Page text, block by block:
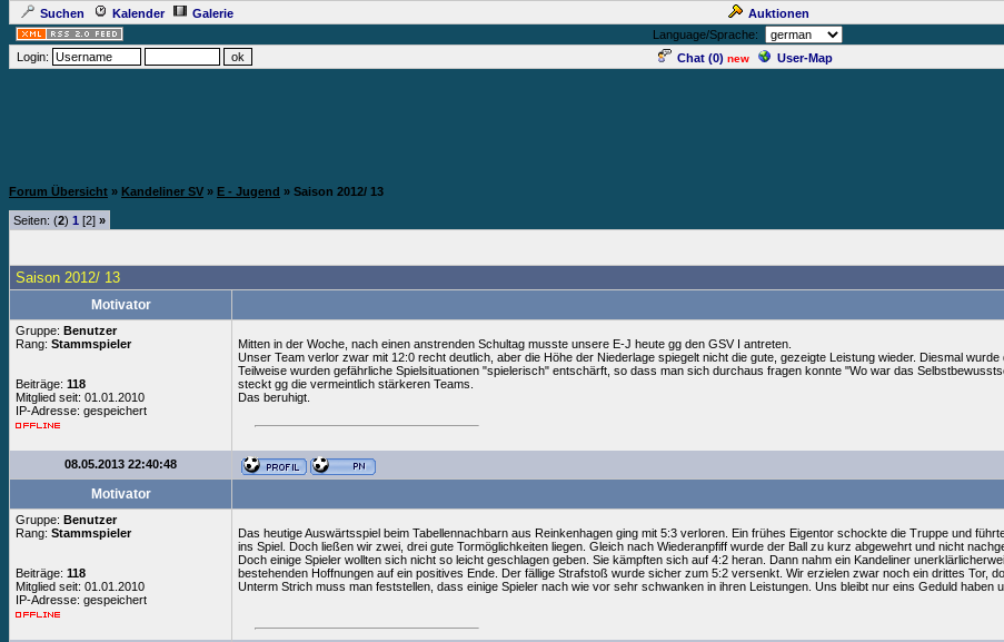
Suchen Kalender Galerie Auktionen
Language/Sprache:
Login:
Chat (0) new User-Map
Forum Übersicht » Kandeliner SV » E - Jugend » Saison 2012/ 13
Seiten: (2) 1 [2] »
Saison 2012/ 13
Motivator
Gruppe: Benutzer
Rang: Stammspieler
Beiträge: 118
Mitglied seit: 01.01.2010
IP-Adresse: gespeichert
Mitten in der Woche, nach einen anstrenden Schultag musste unsere E-J heute gg den GSV I antreten.
Unser Team verlor zwar mit 12:0 recht deutlich, aber die Höhe der Niederlage spiegelt nicht die gute, gezeigte Leistung wieder. Diesmal
Teilweise wurden gefährliche Spielsituationen "spielerisch" entschärft, so dass man sich durchaus fragen konnte "Wo war das
steckt gg die vermeintlich stärkeren Teams.
Das beruhigt.
08.05.2013 22:40:48
Motivator
Gruppe: Benutzer
Rang: Stammspieler
Beiträge: 118
Mitglied seit: 01.01.2010
IP-Adresse: gespeichert
Das heutige Auswärtsspiel beim Tabellennachbarn aus Reinkenhagen ging mit 5:3 verloren. Ein frühes Eigentor schockte die Truppe und
ins Spiel. Doch ließen wir zwei, drei gute Tormöglichkeiten liegen. Gleich nach Wiederanpfiff wurde der Ball zu kurz abgewehrt und nicht
Doch einige Spieler wollten sich nicht so leicht geschlagen geben. Sie kämpften sich auf 4:2 heran. Dann nahm ein Kandeliner
bestehenden Hoffnungen auf ein positives Ende. Der fällige Strafstoß wurde sicher zum 5:2 versenkt. Wir erzielen zwar noch ein drittes Tor,
Unterm Strich muss man feststellen, dass einige Spieler nach wie vor sehr schwanken in ihren Leistungen. Uns bleibt nur eins Geduld haben